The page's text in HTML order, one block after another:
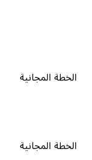
الخطة المجانية
الخطة المجانية